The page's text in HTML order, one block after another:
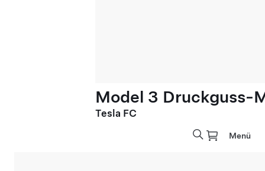
Model 3 Druckguss-
Tesla FC
Menü